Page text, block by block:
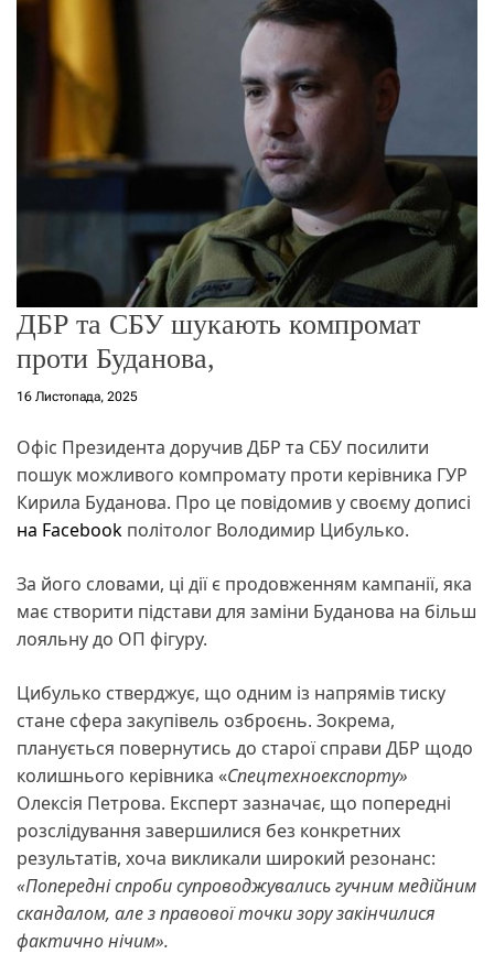
р
е
ж
и
м
у
ДБР та СБУ шукають компромат
проти Буданова,
16 Листопада, 2025
Офіс Президента доручив ДБР та СБУ посилити
пошук можливого компромату проти керівника ГУР
Кирила Буданова. Про це повідомив у своєму дописі
на Facebook політолог Володимир Цибулько.
За його словами, ці дії є продовженням кампанії, яка
має створити підстави для заміни Буданова на більш
лояльну до ОП фігуру.
Цибулько стверджує, що одним із напрямів тиску
стане сфера закупівель озброєнь. Зокрема,
планується повернутись до старої справи ДБР щодо
колишнього керівника «Спецтехноекспорту»
Олексія Петрова. Експерт зазначає, що попередні
розслідування завершилися без конкретних
результатів, хоча викликали широкий резонанс:
«Попередні спроби супроводжувались гучним медійним
скандалом, але з правової точки зору закінчилися
фактично нічим».